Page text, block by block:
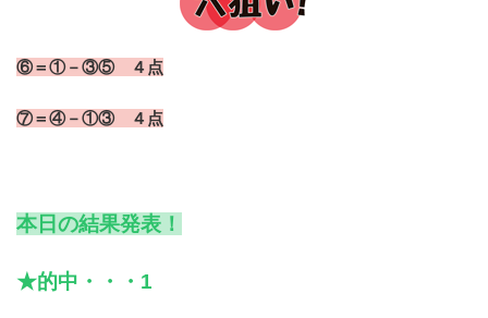
⑥＝①－③⑤ ４点
⑦＝④－①③ ４点
本日の結果発表！
★的中・・・1